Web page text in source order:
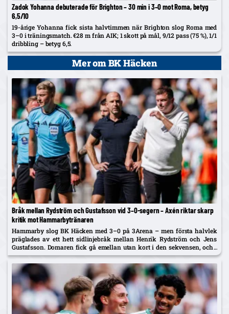
Zadok Yohanna debuterade för Brighton – 30 min i 3–0 mot Roma, betyg
6,5/10
19-årige Yohanna fick sista halvtimmen när Brighton slog Roma med
3–0 i träningsmatch. €28 m från AIK; 1 skott på mål, 9/12 pass (75 %), 1/1
dribbling – betyg 6,5.
Mer om BK Häcken
Bråk mellan Rydström och Gustafsson vid 3–0-segern – Axén riktar skarp
kritik mot Hammarbytränaren
Hammarby slog BK Häcken med 3–0 på 3Arena – men första halvlek
präglades av ett hett sidlinjebråk mellan Henrik Rydström och Jens
Gustafsson. Domaren fick gå emellan utan kort i den sekvensen, och i
TV4:s sändning sågades Rydström av Alexander...